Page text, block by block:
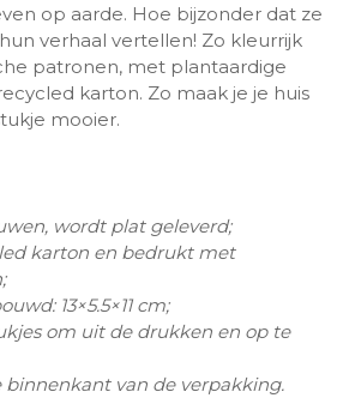
op aarde. Hoe bijzonder dat ze
verhaal vertellen! Zo kleurrijk
patronen, met plantaardige
karton. Zo maak je je huis
mooier.
wordt plat geleverd;
karton en bedrukt met
13×5.5×11 cm;
om uit de drukken en op te
binnenkant van de verpakking.